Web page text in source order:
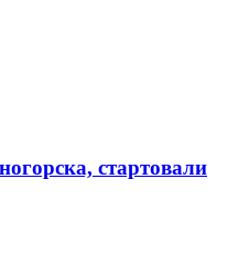
стартовали